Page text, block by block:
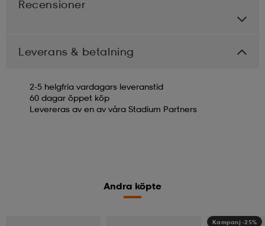
Recensioner
Leverans & betalning
2-5 helgfria vardagars leveranstid
60 dagar öppet köp
Levereras av en av våra Stadium Partners
Andra köpte
Kampanj -25%